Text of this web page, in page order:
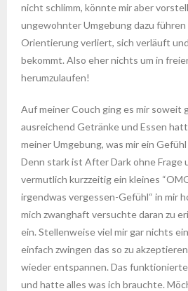
nicht schlimm, könnte mir aber
ungewohnter Umgebung dazu führen
Orientierung verliert, sich verläuft
bekommt. Also eher nichts um in
herumzulaufen!
Auf meiner Couch ging es mir soweit
ausreichend Getränke und Essen
meiner Umgebung, was mir ein
Denn stark ist After Dark ohne Frage
vermutlich kurzzeitig ein kleines
irgendwas vergessen-Gefühl“ in mir
mich zwanghaft versuchte daran zu
ein. Stellenweise viel mir gar nichts
einfach zwingen das so zu
wieder entspannen. Das
und hatte alles was ich brauchte.